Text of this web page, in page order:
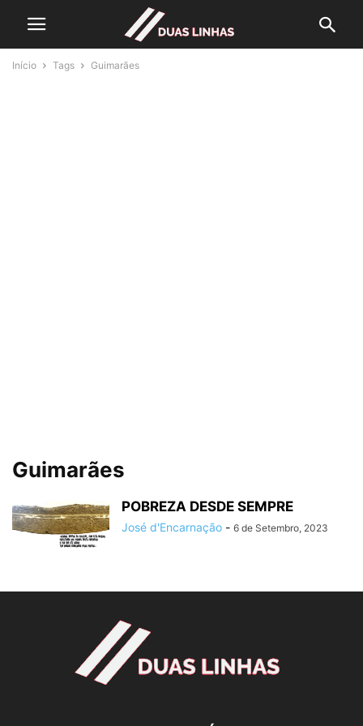
Início Tags Guimarães
Guimarães
POBREZA DESDE SEMPRE
José d'Encarnação - 6 de Setembro, 2023